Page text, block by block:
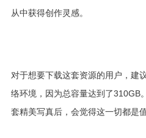
从中获得创作灵感。
对于想要下载这套资源的用户，建
络环境，因为总容量达到了310GB
套精美写真后，会觉得这一切都是值